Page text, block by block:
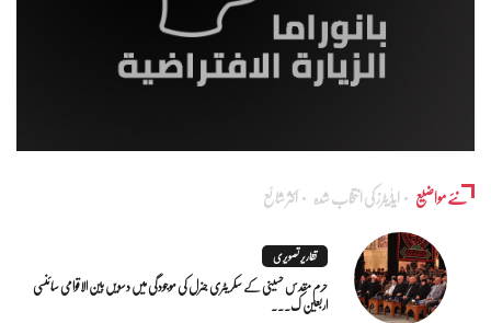
نئے مواضیع ایڈٰیٹرز کی انتخاب شدہ اکثر شائع
تقاریر تصویری
حرم مقدس حسینی کے سکریٹری جنرل کی موجودگی میں دسویں بین الاقوامی سائنسی
اربعین ک...